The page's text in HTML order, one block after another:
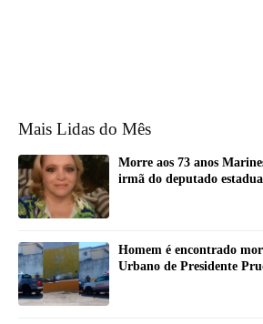
Mais Lidas do Mês
Morre aos 73 anos
irmã do deputado
Homem é encontrado
Urbano de Presidente